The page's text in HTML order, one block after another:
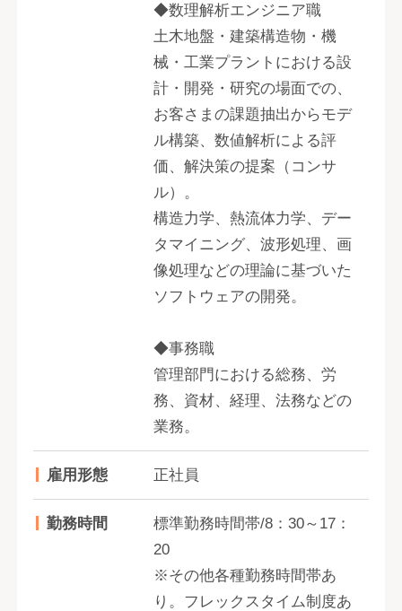
◆数理解析エンジニア職
土木地盤・建築構造物・機
械・工業プラントにおける設
計・開発・研究の場面での、
お客さまの課題抽出からモデ
ル構築、数値解析による評
価、解決策の提案（コンサ
ル）。
構造力学、熱流体力学、デー
タマイニング、波形処理、画
像処理などの理論に基づいた
ソフトウェアの開発。
◆事務職
管理部門における総務、労
務、資材、経理、法務などの
業務。
雇用形態 正社員
勤務時間
標準勤務時間帯/8：30～17：
20
※その他各種勤務時間帯あ
り。フレックスタイム制度あ